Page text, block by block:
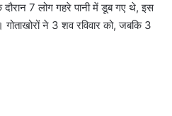
दौरान 7 लोग गहरे पानी में डूब गए थे, इस
ने 3 शव रविवार को, जबकि 3